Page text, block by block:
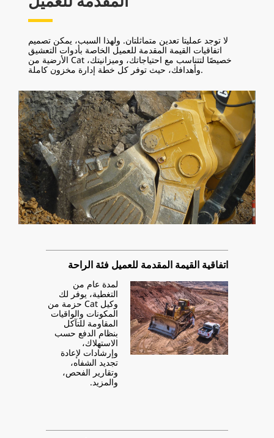
لا توجد عمليتا تعدين متماثلتان. ولهذا السبب، يمكن تصميم
اتفاقيات القيمة المقدمة للعميل الخاصة بأدوات التعشيق
الأرضية من Cat خصيصًا لتتناسب مع احتياجاتك، وميزانيتك،
وأهدافك، حيث توفر كل خطة إدارة مخزون كاملة.
اتفاقية القيمة المقدمة للعميل فئة الراحة
لمدة عام من
التغطية، يوفر لك
وكيل Cat حزمة من
المكونات والواقيات
المقاومة للتآكل
بنظام الدفع حسب
الاستهلاك،
وإرشادات لإعادة
تجديد الشفاه،
وتقارير الفحص،
والمزيد.